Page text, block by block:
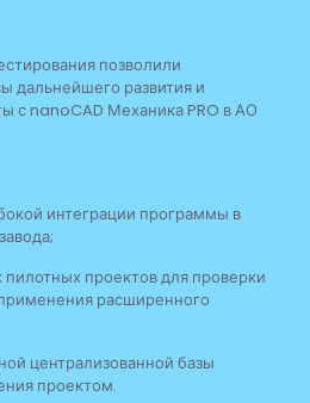
позволили
дальнейшего развития и
с nanoCAD Механика PRO в АО
интеграции программы в
пилотных проектов для проверки
расширенного
централизованной базы
проектом.